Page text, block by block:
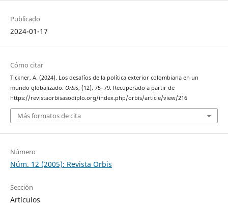
Publicado
2024-01-17
Cómo citar
Tickner, A. (2024). Los desafíos de la política exterior colombiana en un
mundo globalizado. Orbis, (12), 75–79. Recuperado a partir de
https://revistaorbisasodiplo.org/index.php/orbis/article/view/216
Más formatos de cita
Número
Núm. 12 (2005): Revista Orbis
Sección
Artículos